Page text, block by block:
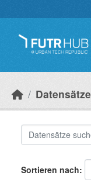
Datensätze
Sortieren nach